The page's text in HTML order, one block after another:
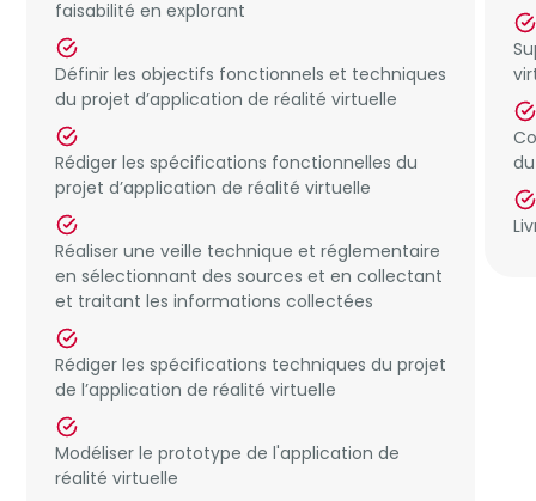
faisabilité en explorant
Définir les objectifs fonctionnels et techniques
du projet d’application de réalité virtuelle
Rédiger les spécifications fonctionnelles du
projet d’application de réalité virtuelle
Réaliser une veille technique et réglementaire
en sélectionnant des sources et en collectant
et traitant les informations collectées
Rédiger les spécifications techniques du projet
de l’application de réalité virtuelle
Modéliser le prototype de l'application de
réalité virtuelle